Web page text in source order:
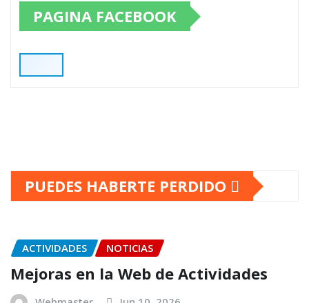
PAGINA FACEBOOK
PUEDES HABERTE PERDIDO
ACTIVIDADES NOTICIAS
Mejoras en la Web de Actividades